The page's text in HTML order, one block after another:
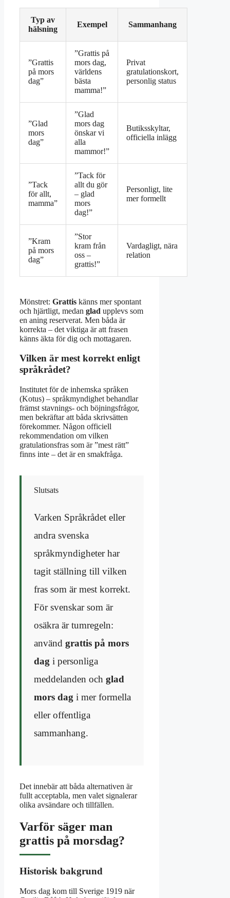
Typ av
hälsning
Exempel Sammanhang
”Grattis
på mors
dag”
”Grattis på
mors dag,
världens
bästa
mamma!”
Privat
gratulationskort,
personlig status
”Glad
mors
dag”
”Glad
mors dag
önskar vi
alla
mammor!”
Butiksskyltar,
officiella inlägg
”Tack
för allt,
mamma”
”Tack för
allt du gör
– glad
mors
dag!”
Personligt, lite
mer formellt
”Kram
på mors
dag”
”Stor
kram från
oss –
grattis!”
Vardagligt, nära
relation
Mönstret: Grattis känns mer spontant
och hjärtligt, medan glad upplevs som
en aning reserverat. Men båda är
korrekta – det viktiga är att frasen
känns äkta för dig och mottagaren.
Vilken är mest korrekt enligt
språkrådet?
Institutet för de inhemska språken
(Kotus) – språkmyndighet behandlar
främst stavnings- och böjningsfrågor,
men bekräftar att båda skrivsätten
förekommer. Någon officiell
rekommendation om vilken
gratulationsfras som är ”mest rätt”
finns inte – det är en smakfråga.
Slutsats
Varken Språkrådet eller
andra svenska
språkmyndigheter har
tagit ställning till vilken
fras som är mest korrekt.
För svenskar som är
osäkra är tumregeln:
använd grattis på mors
dag i personliga
meddelanden och glad
mors dag i mer formella
eller offentliga
sammanhang.
Det innebär att båda alternativen är
fullt acceptabla, men valet signalerar
olika avsändare och tillfällen.
Varför säger man
grattis på morsdag?
Historisk bakgrund
Mors dag kom till Sverige 1919 när